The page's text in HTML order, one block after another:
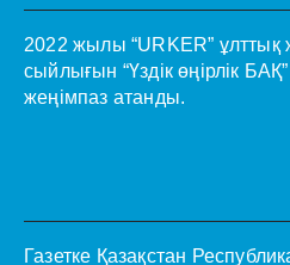
2022 жылы “URKER” ұлттық
сыйлығын “Үздік өңірлік
жеңімпаз атанды.
Газетке Қазақстан